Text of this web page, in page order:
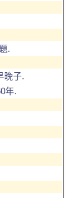
.
晚子.
年.